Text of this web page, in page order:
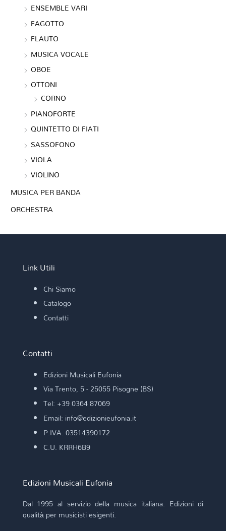
ENSEMBLE VARI
FAGOTTO
FLAUTO
MUSICA VOCALE
OBOE
OTTONI
CORNO
PIANOFORTE
QUINTETTO DI FIATI
SASSOFONO
VIOLA
VIOLINO
MUSICA PER BANDA
ORCHESTRA
Link Utili
Chi Siamo
Catalogo
Contatti
Contatti
Edizioni Musicali Eufonia
Via Trento, 5 - 25055 Pisogne (BS)
Tel: +39 0364 87069
Email: info@edizionieufonia.it
P.IVA: 03514390172
C.U. KRRH6B9
Edizioni Musicali Eufonia
Dal 1995 al servizio della musica italiana. Edizioni di
qualità per musicisti esigenti.